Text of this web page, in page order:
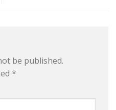
be published.
*